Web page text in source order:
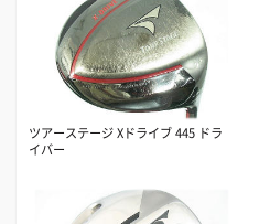
ツアーステージ Xドライブ 445 ドラ
イバー